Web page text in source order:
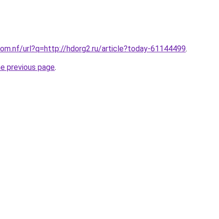
url?q=http://hdorg2.ru/article?today-61144499.
previous page.